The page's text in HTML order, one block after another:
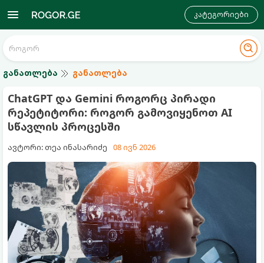
კატეგორიები
განათლება განათლება
ChatGPT და Gemini როგორც პირადი
რეპეტიტორი: როგორ გამოვიყენოთ AI
სწავლის პროცესში
ავტორი: თეა ინასარიძე 08 ივნ 2026